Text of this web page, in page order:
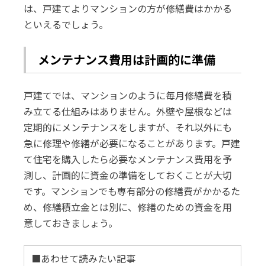
は、戸建てよりマンションの方が修繕費はかかる
といえるでしょう。
メンテナンス費用は計画的に準備
戸建てでは、マンションのように毎月修繕費を積
み立てる仕組みはありません。外壁や屋根などは
定期的にメンテナンスをしますが、それ以外にも
急に修理や修繕が必要になることがあります。戸建
て住宅を購入したら必要なメンテナンス費用を予
測し、計画的に資金の準備をしておくことが大切
です。マンションでも専有部分の修繕費がかかるた
め、修繕積立金とは別に、修繕のための資金を用
意しておきましょう。
■あわせて読みたい記事